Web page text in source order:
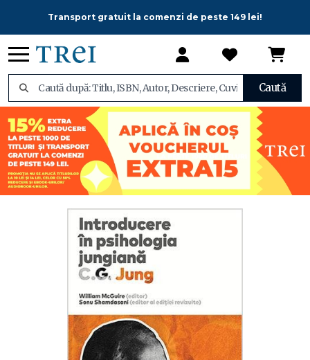
Transport gratuit la comenzi de peste 149 lei!
Caută